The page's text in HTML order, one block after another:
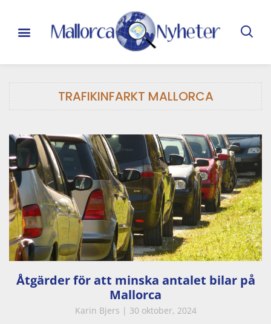
TRAFIKINFARKT MALLORCA
Åtgärder för att minska antalet bilar på
Mallorca
Karin Bjers
30 oktober, 2024